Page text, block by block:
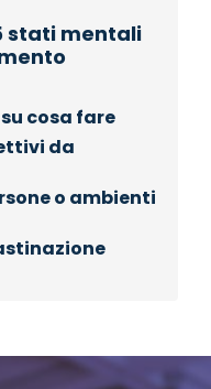
stati mentali
cosa fare
da
o ambienti